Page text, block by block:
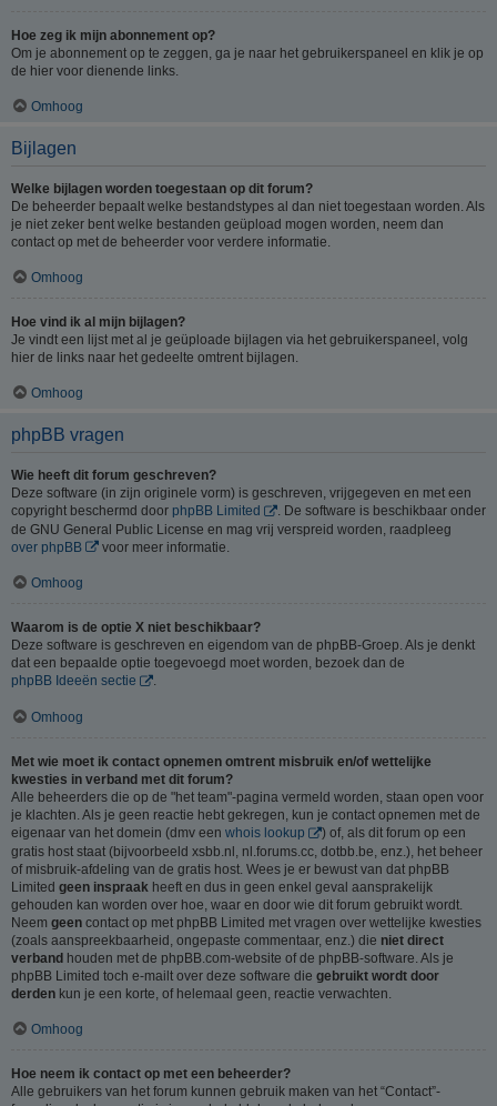
Hoe zeg ik mijn abonnement op?
Om je abonnement op te zeggen, ga je naar het gebruikerspaneel en klik je op
de hier voor dienende links.
Omhoog
Bijlagen
Welke bijlagen worden toegestaan op dit forum?
De beheerder bepaalt welke bestandstypes al dan niet toegestaan worden. Als
je niet zeker bent welke bestanden geüpload mogen worden, neem dan
contact op met de beheerder voor verdere informatie.
Omhoog
Hoe vind ik al mijn bijlagen?
Je vindt een lijst met al je geüploade bijlagen via het gebruikerspaneel, volg
hier de links naar het gedeelte omtrent bijlagen.
Omhoog
phpBB vragen
Wie heeft dit forum geschreven?
Deze software (in zijn originele vorm) is geschreven, vrijgegeven en met een
copyright beschermd door phpBB Limited
. De software is beschikbaar onder
de GNU General Public License en mag vrij verspreid worden, raadpleeg
over phpBB
voor meer informatie.
Omhoog
Waarom is de optie X niet beschikbaar?
Deze software is geschreven en eigendom van de phpBB-Groep. Als je denkt
dat een bepaalde optie toegevoegd moet worden, bezoek dan de
phpBB Ideeën sectie
.
Omhoog
Met wie moet ik contact opnemen omtrent misbruik en/of wettelijke
kwesties in verband met dit forum?
Alle beheerders die op de "het team"-pagina vermeld worden, staan open voor
je klachten. Als je geen reactie hebt gekregen, kun je contact opnemen met de
eigenaar van het domein (dmv een whois lookup
) of, als dit forum op een
gratis host staat (bijvoorbeeld xsbb.nl, nl.forums.cc, dotbb.be, enz.), het beheer
of misbruik-afdeling van de gratis host. Wees je er bewust van dat phpBB
Limited geen inspraak heeft en dus in geen enkel geval aansprakelijk
gehouden kan worden over hoe, waar en door wie dit forum gebruikt wordt.
Neem geen contact op met phpBB Limited met vragen over wettelijke kwesties
(zoals aanspreekbaarheid, ongepaste commentaar, enz.) die niet direct
verband houden met de phpBB.com-website of de phpBB-software. Als je
phpBB Limited toch e-mailt over deze software die gebruikt wordt door
derden kun je een korte, of helemaal geen, reactie verwachten.
Omhoog
Hoe neem ik contact op met een beheerder?
Alle gebruikers van het forum kunnen gebruik maken van het “Contact”-